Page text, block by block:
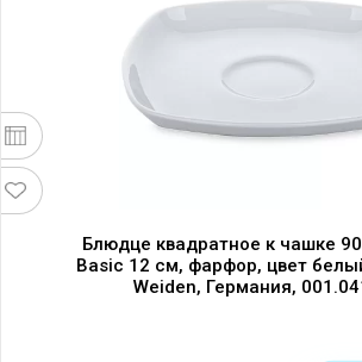
Блюдце квадратное к чашке
Basic 12 см, фарфор, цвет
Weiden, Германия,